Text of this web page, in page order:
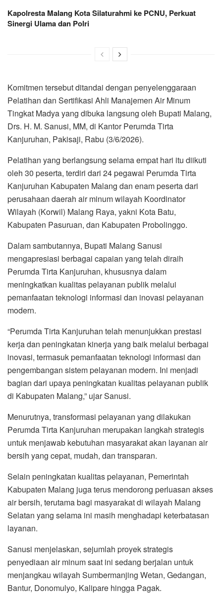
Kapolresta Malang Kota Silaturahmi ke PCNU, Perkuat
Sinergi Ulama dan Polri
Komitmen tersebut ditandai dengan penyelenggaraan
Pelatihan dan Sertifikasi Ahli Manajemen Air Minum
Tingkat Madya yang dibuka langsung oleh Bupati Malang,
Drs. H. M. Sanusi, MM, di Kantor Perumda Tirta
Kanjuruhan, Pakisaji, Rabu (3/6/2026).
Pelatihan yang berlangsung selama empat hari itu diikuti
oleh 30 peserta, terdiri dari 24 pegawai Perumda Tirta
Kanjuruhan Kabupaten Malang dan enam peserta dari
perusahaan daerah air minum wilayah Koordinator
Wilayah (Korwil) Malang Raya, yakni Kota Batu,
Kabupaten Pasuruan, dan Kabupaten Probolinggo.
Dalam sambutannya, Bupati Malang Sanusi
mengapresiasi berbagai capaian yang telah diraih
Perumda Tirta Kanjuruhan, khususnya dalam
meningkatkan kualitas pelayanan publik melalui
pemanfaatan teknologi informasi dan inovasi pelayanan
modern.
“Perumda Tirta Kanjuruhan telah menunjukkan prestasi
kerja dan peningkatan kinerja yang baik melalui berbagai
inovasi, termasuk pemanfaatan teknologi informasi dan
pengembangan sistem pelayanan modern. Ini menjadi
bagian dari upaya peningkatan kualitas pelayanan publik
di Kabupaten Malang,” ujar Sanusi.
Menurutnya, transformasi pelayanan yang dilakukan
Perumda Tirta Kanjuruhan merupakan langkah strategis
untuk menjawab kebutuhan masyarakat akan layanan air
bersih yang cepat, mudah, dan transparan.
Selain peningkatan kualitas pelayanan, Pemerintah
Kabupaten Malang juga terus mendorong perluasan akses
air bersih, terutama bagi masyarakat di wilayah Malang
Selatan yang selama ini masih menghadapi keterbatasan
layanan.
Sanusi menjelaskan, sejumlah proyek strategis
penyediaan air minum saat ini sedang berjalan untuk
menjangkau wilayah Sumbermanjing Wetan, Gedangan,
Bantur, Donomulyo, Kalipare hingga Pagak.